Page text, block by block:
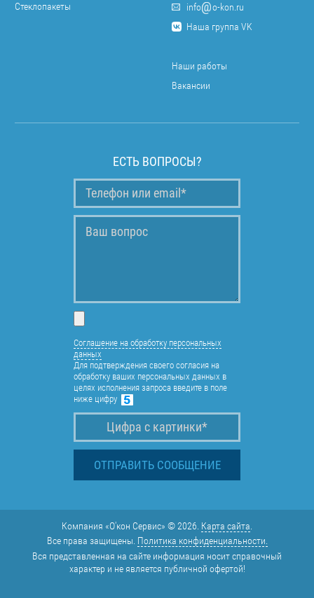
Стеклопакеты
info
o-kon.ru
Наша группа VK
Наши работы
Вакансии
ЕСТЬ ВОПРОСЫ?
Соглашение на обработку персональных
данных
Для подтверждения своего согласия на
обработку ваших персональных данных в
целях исполнения запроса введите в поле
ниже цифру
Компания «О'кон Сервис» © 2026. Карта сайта
Все права защищены. Политика конфиденциальности.
Вся представленная на сайте информация носит справочный
характер и не является публичной офертой!